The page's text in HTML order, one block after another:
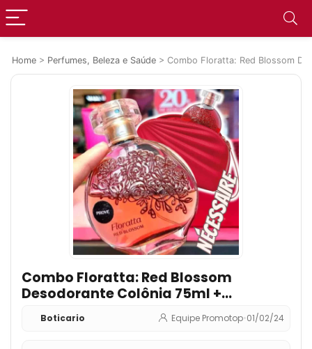
Home > Perfumes, Beleza e Saúde > Combo Floratta: Red Blossom
Combo Floratta: Red Blossom
Desodorante Colônia 75ml +
Nécessaire Vermelha
Boticario Equipe Promotop•01/02/24